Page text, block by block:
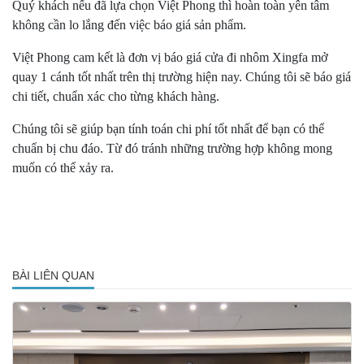
Quý khách nếu đã lựa chọn Việt Phong thì hoàn toàn yên tâm
không cần lo lắng đến việc báo giá sản phẩm.
Việt Phong cam kết là đơn vị báo giá cửa đi nhôm Xingfa mở
quay 1 cánh tốt nhất trên thị trường hiện nay. Chúng tôi sẽ báo giá
chi tiết, chuẩn xác cho từng khách hàng.
Chúng tôi sẽ giúp bạn tính toán chi phí tốt nhất để bạn có thể
chuẩn bị chu đáo. Từ đó tránh những trường hợp không mong
muốn có thể xảy ra.
BÀI LIÊN QUAN